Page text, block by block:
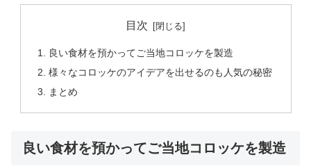
目次
良い食材を預かってご当地コロッケを製造
様々なコロッケのアイデアを出せるのも人気の秘密
まとめ
良い食材を預かってご当地コロッケを製造